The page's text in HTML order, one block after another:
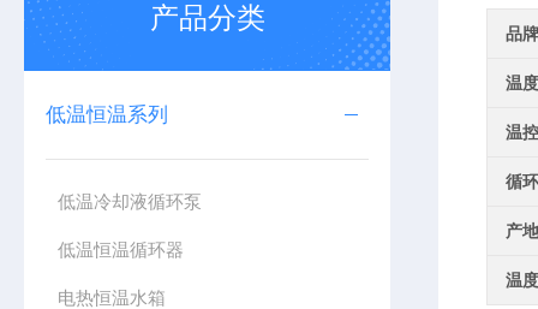
产品分类
低温恒温系列
低温冷却液循环泵
低温恒温循环器
电热恒温水箱
品牌
温
温
循
产
温